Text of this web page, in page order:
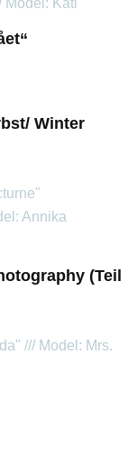
Winter
(Teil